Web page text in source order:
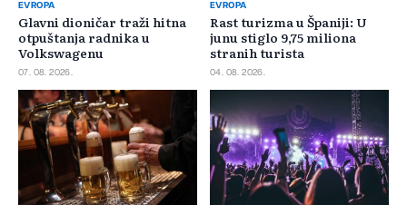
EVROPA
Glavni dioničar traži hitna
otpuštanja radnika u
Volkswagenu
07. 08. 2026.
EVROPA
Rast turizma u Španiji: U
junu stiglo 9,75 miliona
stranih turista
04. 08. 2026.